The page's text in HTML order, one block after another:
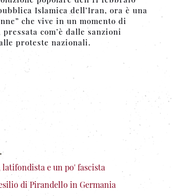
Islamica dell’Iran, ora è una
che vive in un momento di
com’è dalle sanzioni
proteste nazionali.
e un po' fascista
di Pirandello in Germania